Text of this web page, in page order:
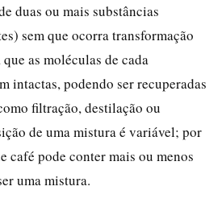
duas ou mais substâncias
sem que ocorra transformação
as moléculas de cada
intactas, podendo ser recuperadas
filtração, destilação ou
de uma mistura é variável; por
café pode conter mais ou menos
uma mistura.